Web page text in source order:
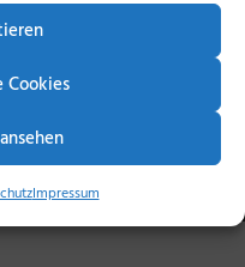
Cookies
Impressum